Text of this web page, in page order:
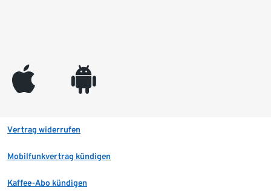
appleinc android
Vertrag widerrufen
Mobilfunkvertrag kündigen
Kaffee-Abo kündigen